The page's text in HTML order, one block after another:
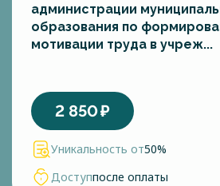
администрации
образования по
мотивации труда в учреж...
2 850₽
Уникальность от50%
Доступпосле оплаты